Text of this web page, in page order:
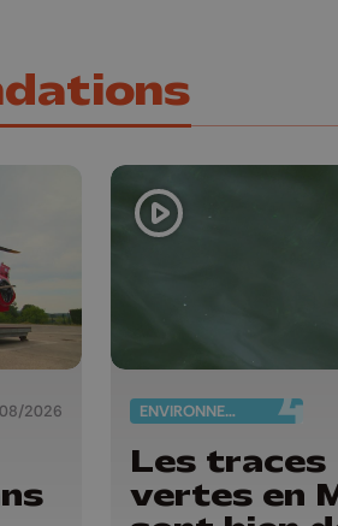
2026 ENVIRONNEMENT
Les traces
vertes en